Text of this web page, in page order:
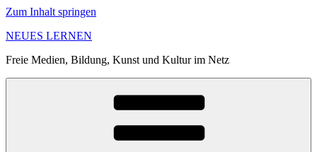
Zum Inhalt springen
NEUES LERNEN
Freie Medien, Bildung, Kunst und Kultur im Netz